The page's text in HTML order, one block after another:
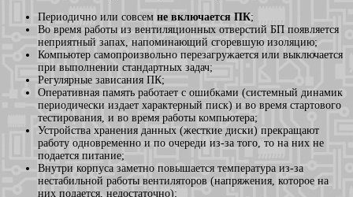
Периодично или совсем не включается ПК;
Во время работы из вентиляционных отверстий БП появляется
неприятный запах, напоминающий сгоревшую изоляцию;
Компьютер самопроизвольно перезагружается или выключается
при выполнении стандартных задач;
Регулярные зависания ПК;
Оперативная память работает с ошибками (системный динамик
периодически издает характерный писк) и во время стартового
тестирования, и во время работы компьютера;
Устройства хранения данных (жесткие диски) прекращают
работу одновременно и по очереди из-за того, то на них не
подается питание;
Внутри корпуса заметно повышается температура из-за
нестабильной работы вентиляторов (напряжения, которое на
них подается, недостаточно);